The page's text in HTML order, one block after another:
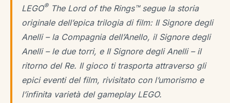
LEGO®The Lord of the Rings™ segue la storia
originale dell’epica trilogia di film: Il Signore degli
Anelli – la Compagnia dell’Anello, il Signore degli
Anelli – le due torri, e Il Signore degli Anelli – il
ritorno del Re. Il gioco ti trasporta attraverso gli
epici eventi del film, rivisitato con l’umorismo e
l’infinita varietà del gameplay LEGO.